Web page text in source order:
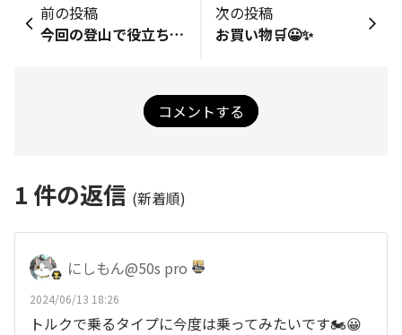
前の投稿
今回の登山で役立ちました～😆
次の投稿
お買い物🛒😀✨
コメントする
1 件の返信 (新着順)
にしもん@50s pro
2024/06/13 18:26
トルクで乗るタイプに今度は乗ってみたいです🏍😀